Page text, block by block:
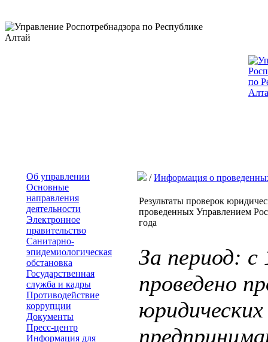
Об управлении
Основные
направления
деятельности
Электронное
правительство
Санитарно-
эпидемиологическая
обстановка
Государственная
служба и кадры
Противодействие
коррупции
Документы
Пресс-центр
Информация для
/Информация о
Результаты проверок
проведенных Управлением
года
За период:
проведено